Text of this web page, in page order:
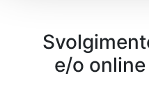
e/o